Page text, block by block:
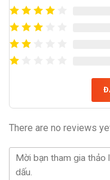
There are no reviews